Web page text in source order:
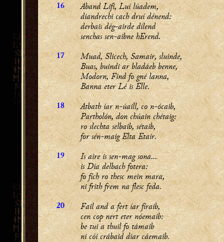
16
Aband Lifi, Luí lúadem,
diandrechi cach druí dénend:
derbais dég-airde dílend
senchas sen-aibne hErend.
17
Muad, Slicech, Samair, sluinde,
Buas, buindi ar bladáeb benne,
Modorn, Find fo gné lanna,
Banna eter Lé is Elle.
18
Atbath íar n-úaill, co n-ócaib,
Partholón, don chúain chétaig:
ro slechta selbaib, sétaib,
for sén-maig Elta Etair.
19
Is aire is sen-mag sona...
is Día delbach fotera:
fo fích ro thesc mein mara,
ni frith frem na flesc feda.
20
Fail and a ḟert íar fíraib,
cen cop nert eter nóemaib:
be tui a thuil fo támaib
ni cói crábaid diar cáemaib.